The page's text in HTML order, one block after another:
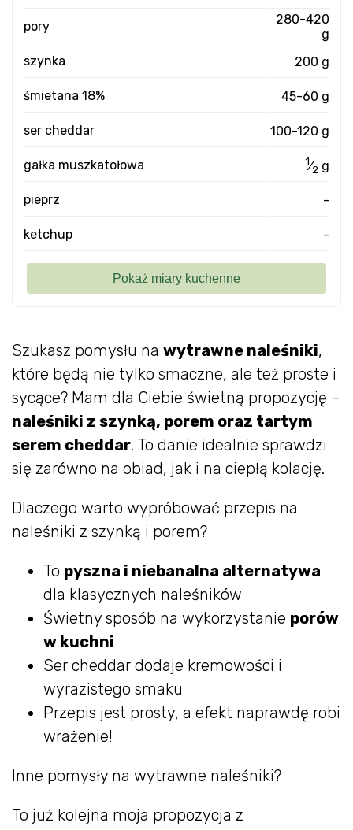
Szukasz pomysłu na wytrawne naleśniki,
które będą nie tylko smaczne, ale też proste i
sycące? Mam dla Ciebie świetną propozycję –
naleśniki z szynką, porem oraz tartym
serem cheddar. To danie idealnie sprawdzi
się zarówno na obiad, jak i na ciepłą kolację.
Dlaczego warto wypróbować przepis na
naleśniki z szynką i porem?
To pyszna i niebanalna alternatywa
dla klasycznych naleśników
Świetny sposób na wykorzystanie porów
w kuchni
Ser cheddar dodaje kremowości i
wyrazistego smaku
Przepis jest prosty, a efekt naprawdę robi
wrażenie!
Inne pomysły na wytrawne naleśniki?
To już kolejna moja propozycja z
pory
280-420
g
szynka
200 g
śmietana 18% 45-60 g
ser cheddar 100-120 g
gałka muszkatołowa 1⁄2 g
pieprz -
ketchup -